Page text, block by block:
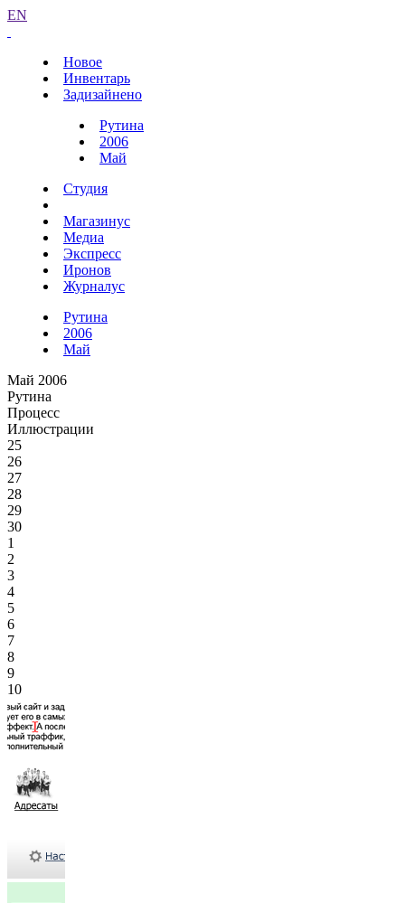
EN
Новое
Инвентарь
Задизайнено
Рутина
2006
Май
Студия
Магазинус
Медиа
Экспресс
Иронов
Журналус
Рутина
2006
Май
Май 2006
Рутина
Процесс
Иллюстрации
25
26
27
28
29
30
1
2
3
4
5
6
7
8
9
10